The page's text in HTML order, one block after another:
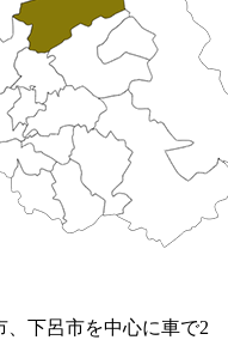
、下呂市を中心に車で2